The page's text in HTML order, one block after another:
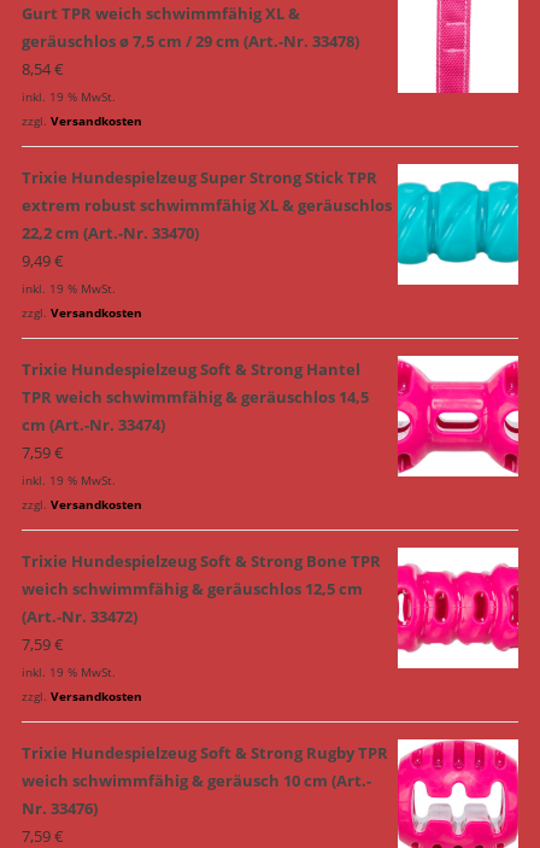
Gurt TPR weich schwimmfähig XL &
geräuschlos ø 7,5 cm / 29 cm (Art.-Nr. 33478)
8,54€
inkl. 19 % MwSt.
zzgl. Versandkosten
Trixie Hundespielzeug Super Strong Stick TPR
extrem robust schwimmfähig XL & geräuschlos
22,2 cm (Art.-Nr. 33470)
9,49€
inkl. 19 % MwSt.
zzgl. Versandkosten
Trixie Hundespielzeug Soft & Strong Hantel
TPR weich schwimmfähig & geräuschlos 14,5
cm (Art.-Nr. 33474)
7,59€
inkl. 19 % MwSt.
zzgl. Versandkosten
Trixie Hundespielzeug Soft & Strong Bone TPR
weich schwimmfähig & geräuschlos 12,5 cm
(Art.-Nr. 33472)
7,59€
inkl. 19 % MwSt.
zzgl. Versandkosten
Trixie Hundespielzeug Soft & Strong Rugby TPR
weich schwimmfähig & geräusch 10 cm (Art.-
Nr. 33476)
7,59€